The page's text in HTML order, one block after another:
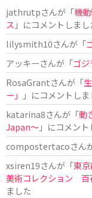
jathrutpさんが「機
ス 」にコメントしまし
lilysmith10さんが「
アッキーさんが「ゴ
RosaGrantさんが「
ー」
」にコメントしま
katarina8さんが「動
Japan〜」にコメン
compostertacoさん
xsiren19さんが「東
美術コレクション 百
ました